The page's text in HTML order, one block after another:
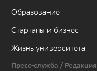
Образование
Стартапы и бизнес
Жизнь университета
Пресс-служба / Редакция